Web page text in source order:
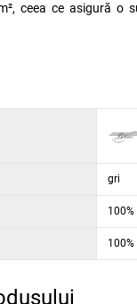
ceea ce asigură o
și călcată ușor.
dvs. și vor
gri